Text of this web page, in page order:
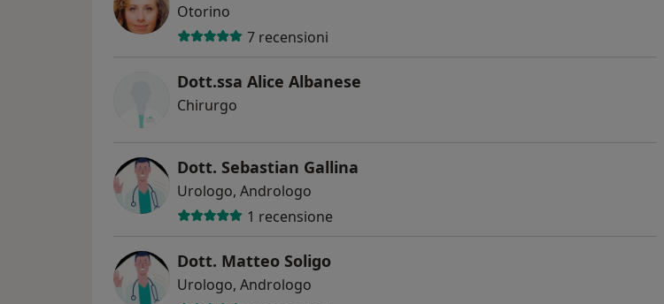
Otorino
7 recensioni
Dott.ssa Alice Albanese
Chirurgo
Dott. Sebastian Gallina
Urologo, Andrologo
1 recensione
Dott. Matteo Soligo
Urologo, Andrologo